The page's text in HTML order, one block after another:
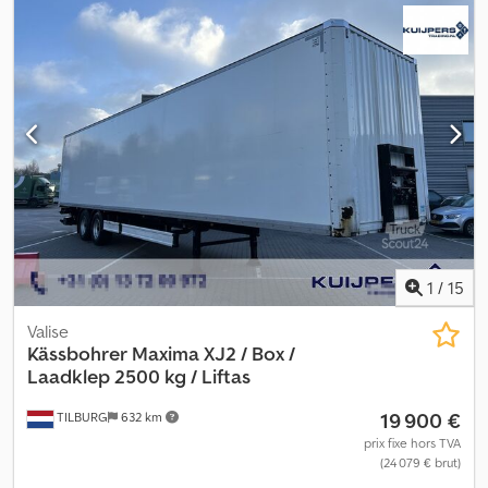
pieds * Parois latérales sur le col de cygne ACCESSOIRES : * Feux
tournants Dcodpszrq Dbefx Aipek * Projecteurs de travail *
2 ensembles de panneaux de signalisation pour surcharge avec
éclairage LED * Connecteur pour feux tournants * Boîtier de
rangement sous la plateforme PEINTURE : * Cadre en rouge trafic
RAL 3020 Pour plus d’informations, n’hésitez pas à nous contacter.
1 / 15
TILBURG 632 km
Valise
Kässbohrer Maxima XJ2 / Box /
Laadklep 2500 kg / Liftas
19 900 €
prix fixe hors TVA
(24 079 € brut)